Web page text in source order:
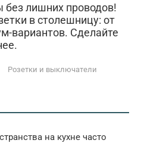
лишних проводов!
в столешницу: от
вариантов. Сделайте
Розетки и выключатели
на кухне часто